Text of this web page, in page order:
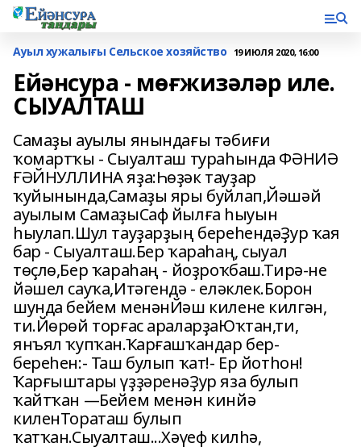
Ауыл хужалығы Сельское хозяйство 19 ИЮЛЯ 2020, 16:00
Ейәнсура - мөғжизәләр иле.
СЫУАЛТАШ
Самаҙы ауылы янындағы тәбиғи
ҡомартҡы - Сыуалташ тураһында ФӘНИӘ
ҒӘЙНУЛЛИНА яҙа:Һөҙәк тауҙар
ҡуйынында,Самаҙы яры буйлап,Йәшәй
ауылым СамаҙыСаф йылға һыуын
һыулап.Шул тауҙарҙың береһендәҘур ҡая
бар - Сыуалташ.Бер ҡараһаң, сыуал
төҫлө,Бер ҡараһаң - йоҙроҡбаш.Тирә-не
йәшел сауҡа,Итәгендә - еләклек.Борон
шунда бейем менәнЙәш килене килгән,
ти.Йөрөй торғас араларҙаЮҡтан,ти,
янъял ҡупҡан.Ҡарғашҡандар бер-
береһен:- Таш булып ҡат!- Ер йотһон!
Ҡарғыштары үҙҙәренәҘур яза булып
ҡайтҡан —Бейем менән кинйә
киленТораташ булып
ҡатҡан.Сыуалташ...Хәүеф килһә,